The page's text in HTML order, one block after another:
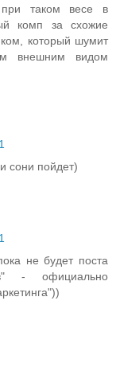
таком весе в
комп за схожие
который шумит
внешним видом
сони пойдет)
не будет поста
- официально